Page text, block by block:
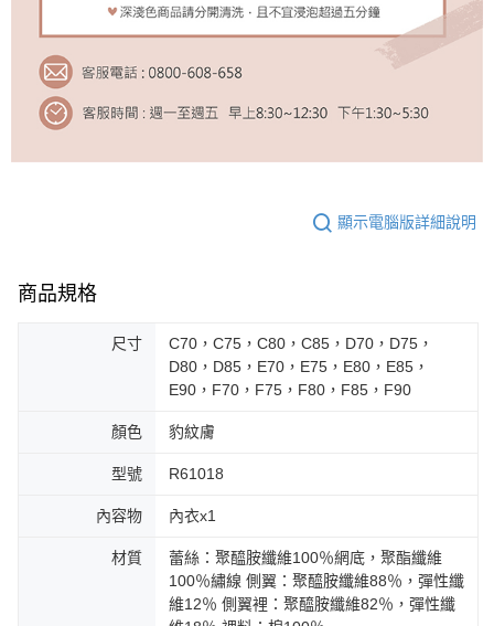
顯示電腦版詳細說明
商品規格
尺寸
C70，C75，C80，C85，D70，D75，
D80，D85，E70，E75，E80，E85，
E90，F70，F75，F80，F85，F90
顏色 豹紋膚
型號 R61018
內容物 內衣x1
材質
蕾絲：聚醯胺纖維100％網底，聚酯纖維
100％繡線 側翼：聚醯胺纖維88％，彈性纖
維12％ 側翼裡：聚醯胺纖維82％，彈性纖